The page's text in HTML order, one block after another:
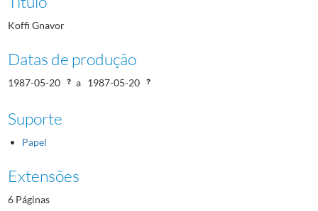
Koffi Gnavor
Datas de produção
1987-05-20 a 1987-05-20
Suporte
Papel
Extensões
6 Páginas